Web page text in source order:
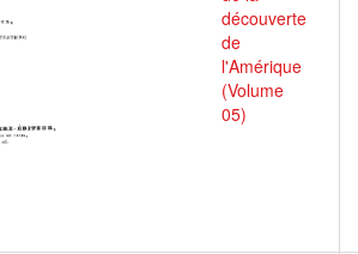
découverte
de
l'Amérique
(Volume
05)